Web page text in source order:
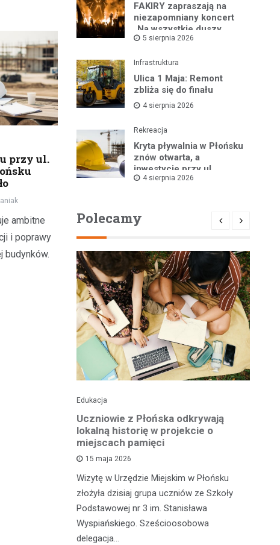
przy ul.
ambitne
i poprawy
budynków.
FAKIRY zapraszają na
niezapomniany koncert
„Na wszystkie duszy
nastroje”
5 sierpnia 2026
Infrastruktura
Ulica 1 Maja: Remont
zbliża się do finału
4 sierpnia 2026
Rekreacja
Kryta pływalnia w Płońsku
znów otwarta, a
inwestycje przy ul.
Kopernika w toku
4 sierpnia 2026
Polecamy
Edukacja
Uczniowie z Płońska odkrywają
lokalną historię w projekcie o
miejscach pamięci
15 maja 2026
Wizytę w Urzędzie Miejskim w Płońsku
złożyła dzisiaj grupa uczniów ze Szkoły
Podstawowej nr 3 im. Stanisława
Wyspiańskiego. Sześcioosobowa
delegacja…